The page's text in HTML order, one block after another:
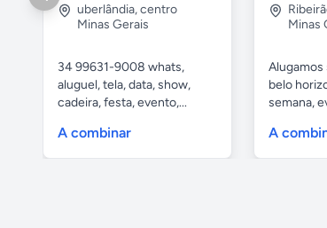
uberlândia,centro
Minas Gerais
34 99631-9008 whats,
aluguel, tela, data, show,
cadeira, festa, evento,...
A combinar
Minas
Alugamos
belo
semana,
A